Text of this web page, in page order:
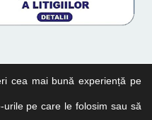
Reserved.
cea mai bună experiență pe
pe care le folosim sau să